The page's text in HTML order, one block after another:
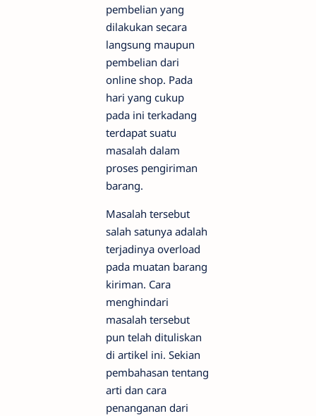
pembelian yang
dilakukan secara
langsung maupun
pembelian dari
online shop. Pada
hari yang cukup
pada ini terkadang
terdapat suatu
masalah dalam
proses pengiriman
barang.
Masalah tersebut
salah satunya adalah
terjadinya overload
pada muatan barang
kiriman. Cara
menghindari
masalah tersebut
pun telah dituliskan
di artikel ini. Sekian
pembahasan tentang
arti dan cara
penanganan dari